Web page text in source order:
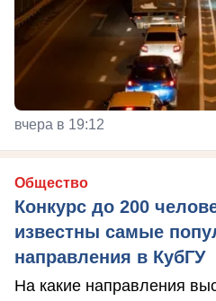
вчера в 19:12
Общество
Конкурс до 200
известны самые
направления в КубГУ
На какие направления